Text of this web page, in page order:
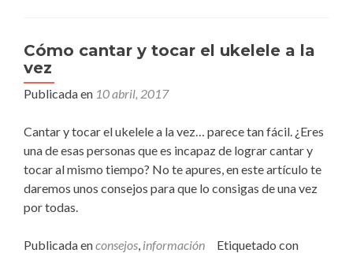
Cómo cantar y tocar el ukelele a la
vez
Publicada en 10 abril, 2017
Cantar y tocar el ukelele a la vez… parece tan fácil. ¿Eres
una de esas personas que es incapaz de lograr cantar y
tocar al mismo tiempo? No te apures, en este artículo te
daremos unos consejos para que lo consigas de una vez
por todas.
Publicada enconsejos, información
Etiquetado con